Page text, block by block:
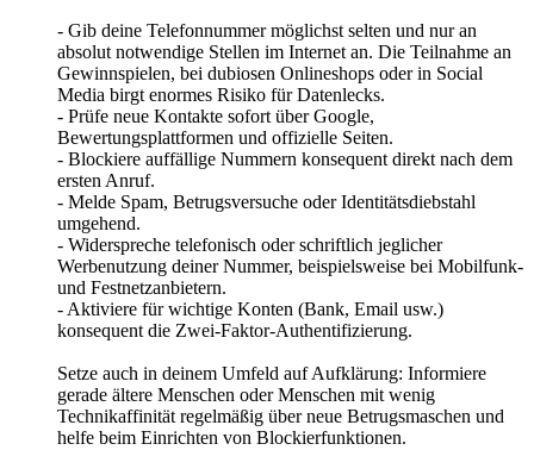
- Gib deine Telefonnummer möglichst selten und nur an
absolut notwendige Stellen im Internet an. Die Teilnahme an
Gewinnspielen, bei dubiosen Onlineshops oder in Social
Media birgt enormes Risiko für Datenlecks.
- Prüfe neue Kontakte sofort über Google,
Bewertungsplattformen und offizielle Seiten.
- Blockiere auffällige Nummern konsequent direkt nach dem
ersten Anruf.
- Melde Spam, Betrugsversuche oder Identitätsdiebstahl
umgehend.
- Widerspreche telefonisch oder schriftlich jeglicher
Werbenutzung deiner Nummer, beispielsweise bei Mobilfunk-
und Festnetzanbietern.
- Aktiviere für wichtige Konten (Bank, Email usw.)
konsequent die Zwei-Faktor-Authentifizierung.
Setze auch in deinem Umfeld auf Aufklärung: Informiere
gerade ältere Menschen oder Menschen mit wenig
Technikaffinität regelmäßig über neue Betrugsmaschen und
helfe beim Einrichten von Blockierfunktionen.